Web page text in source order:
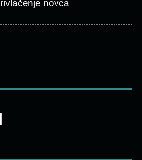
novca